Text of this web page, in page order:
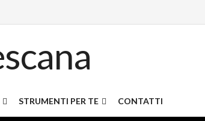
STRUMENTI PER TE CONTATTI